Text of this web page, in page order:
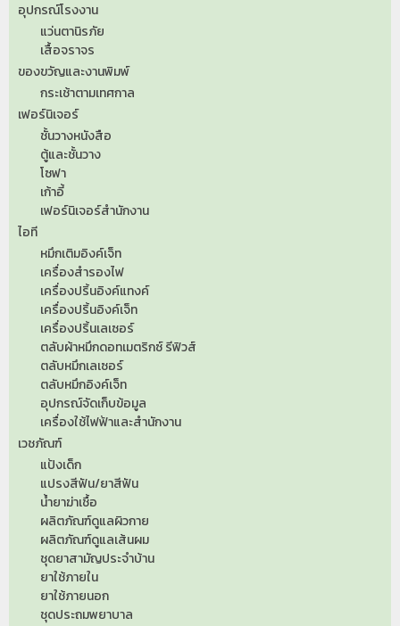
อุปกรณ์โรงงาน
แว่นตานิรภัย
เสื้อจราจร
ของขวัญและงานพิมพ์
กระเช้าตามเทศกาล
เฟอร์นิเจอร์
ชั้นวางหนังสือ
ตู้และชั้นวาง
โซฟา
เก้าอี้
เฟอร์นิเจอร์สำนักงาน
ไอที
หมึกเติมอิงค์เจ็ท
เครื่องสำรองไฟ
เครื่องปริ้นอิงค์แทงค์
เครื่องปริ้นอิงค์เจ็ท
เครื่องปริ้นเลเซอร์
ตลับผ้าหมึกดอทเมตริกซ์ รีฟิวส์
ตลับหมึกเลเซอร์
ตลับหมึกอิงค์เจ็ท
อุปกรณ์จัดเก็บข้อมูล
เครื่องใช้ไฟฟ้าและสำนักงาน
เวชภัณฑ์
แป้งเด็ก
แปรงสีฟัน/ยาสีฟัน
น้ำยาฆ่าเชื้อ
ผลิตภัณฑ์ดูแลผิวกาย
ผลิตภัณฑ์ดูแลเส้นผม
ชุดยาสามัญประจำบ้าน
ยาใช้ภายใน
ยาใช้ภายนอก
ชุดประถมพยาบาล